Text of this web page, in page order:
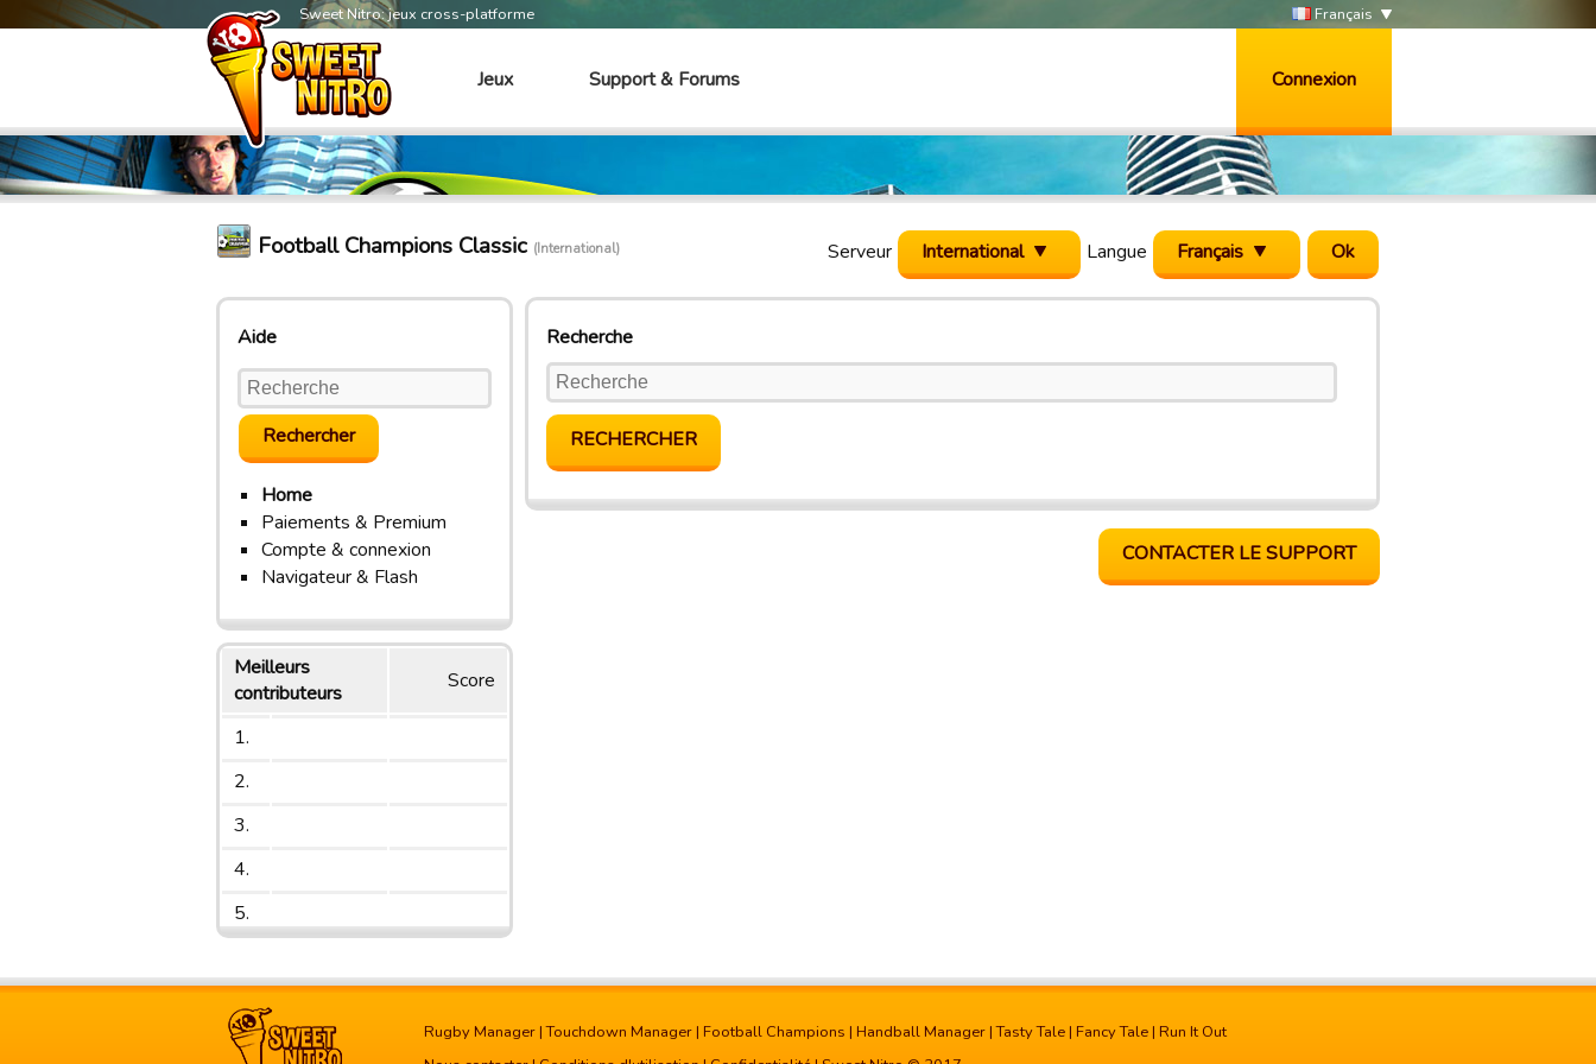
Sweet Nitro: jeux cross-platforme Français
Jeux Support & Forums Connexion
Serveur International Langue Français
Football Champions Classic (International)
Aide
Home
Paiements & Premium
Compte & connexion
Navigateur & Flash
Meilleurs
contributeurs
Score
1.
2.
3.
4.
5.
Recherche
CONTACTER LE SUPPORT
Rugby Manager |Touchdown Manager | Football Champions | Handball Manager |Tasty Tale | Fancy Tale | Run It Out